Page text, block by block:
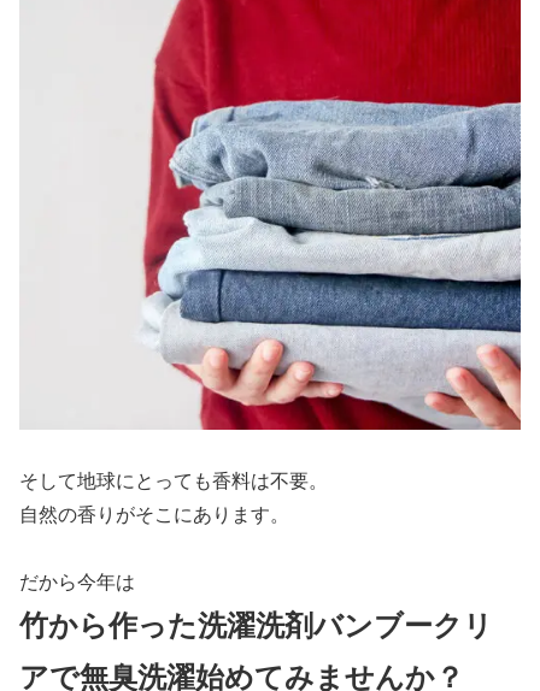
そして地球にとっても香料は不要。
自然の香りがそこにあります。
だから今年は
竹から作った洗濯洗剤バンブークリ
アで無臭洗濯始めてみませんか？